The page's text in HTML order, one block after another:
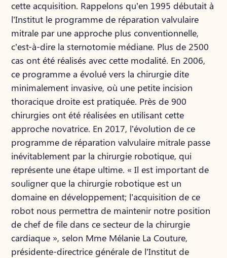
cette acquisition. Rappelons qu’en 1995 débutait à
l’Institut le programme de réparation valvulaire
mitrale par une approche plus conventionnelle,
c’est-à-dire la sternotomie médiane. Plus de 2500
cas ont été réalisés avec cette modalité. En 2006,
ce programme a évolué vers la chirurgie dite
minimalement invasive, où une petite incision
thoracique droite est pratiquée. Près de 900
chirurgies ont été réalisées en utilisant cette
approche novatrice. En 2017, l’évolution de ce
programme de réparation valvulaire mitrale passe
inévitablement par la chirurgie robotique, qui
représente une étape ultime. « Il est important de
souligner que la chirurgie robotique est un
domaine en développement; l’acquisition de ce
robot nous permettra de maintenir notre position
de chef de file dans ce secteur de la chirurgie
cardiaque », selon Mme Mélanie La Couture,
présidente-directrice générale de l’Institut de